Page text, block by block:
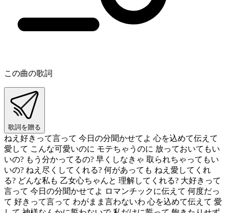
この曲の歌詞
歌詞を贈る
ねえ好きって言って 今日の分聞かせてよ 心を込めて伝えて
愛して こんな可愛いのに モテちゃうのに 放っておいてもい
いの? もう分かってるの? 早くしなきゃ 取られちゃってもい
いの? ねえ尽くしてくれる? 何があっても ねえ愛してくれ
る? どんな私も 乙女心ちゃんと 理解してくれる? 大好きって
言って 今日の分聞かせてよ ロマンチックに伝えて 何度だっ
て 好きって言って わがまま言わないわ 心を込めて伝えて 愛